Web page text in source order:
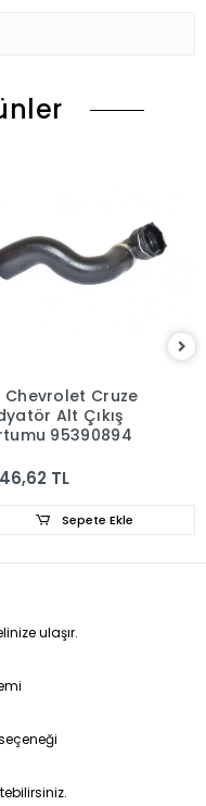
Chevrolet Cruze
Alt Çıkış
95390894
TL
Sepete Ekle
ulaşır.